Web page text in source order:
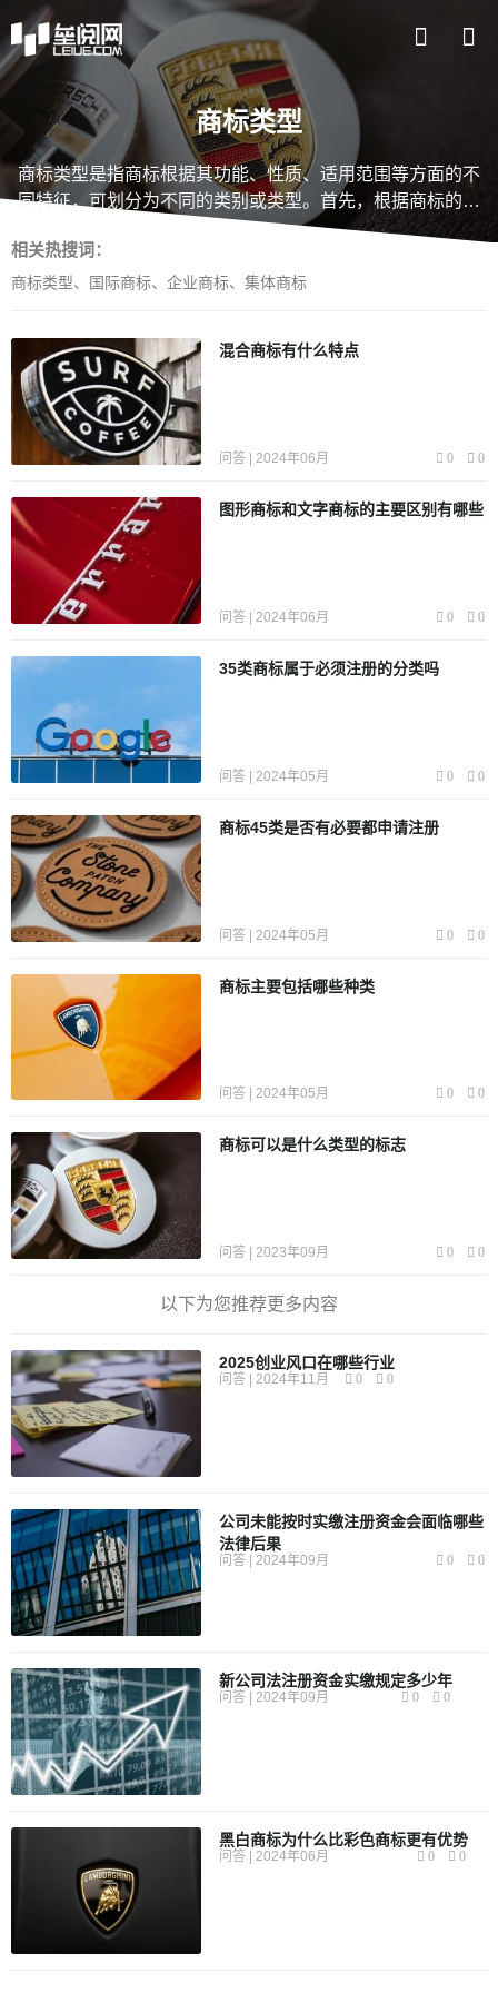
商标类型
商标类型是指商标根据其功能、性质、适用范围等方面的不
同特征，可划分为不同的类别或类型。 首先，根据商标的功
能可划分为标识性商标和非标识性商标。标识性商标是指能
够直接或间接表示商品或服务来源的商标，主要包括文字、
图形和文字图形等表达方式。而非标识性商标则包括颜色、
需要依靠与商标相关的使用和知名度来建立消费者对商标的
辨识和认知。其次，根据商标的性质可划分为普通商标和集
体商标。普通商标是指由一家企业或个人独占使用的商标，
用于标识自己的商品或服务来源。而集体商标则是由一定组
织或集体代表成员使用的商标，用于标识集体成员的商品或
服务来源。集体商标的使用需要符合集体组织的规定，并能
够代表集体成员的共同利益。
范围划分为国际商标和地方商标。国际商标是指在多个国家
或地区注册并具有保护效力的商标，适用于跨国经营的企
业。而地方商标则是指在特定地区范围内注册并具有保护效
力的商标，适用于地方或区域性的企业。
根据注册人的不同划分为个人商标和企业商标。个人商标是
由个体经济组织或个人注册并使用的商标，因其具有个人特
色而得名。企业商标则是由企业或机构注册并使用的商标，
用来标识企业或机构的商品或服务。
盖了标识性商标和非标识性商标、普通商标和集体商标、国
际商标和地方商标，以及个人商标和企业商标等多个方面，
以满足不同商标使用者的需求，并在商标注册、保护和使用
过程中发挥不同的作用。
相关热搜词：
商标类型、 国际商标、 企业商标、 集体商标
混合商标有什么特点
问答 | 2024年06月 0 0
图形商标和文字商标的主要区别有哪些
问答 | 2024年06月 0 0
35类商标属于必须注册的分类吗
问答 | 2024年05月 0 0
商标45类是否有必要都申请注册
问答 | 2024年05月 0 0
商标主要包括哪些种类
问答 | 2024年05月 0 0
商标可以是什么类型的标志
问答 | 2023年09月 0 0
以下为您推荐更多内容
2025创业风口在哪些行业
问答 | 2024年11月 0 0
公司未能按时实缴注册资金会面临哪些
法律后果
问答 | 2024年09月 0 0
新公司法注册资金实缴规定多少年
问答 | 2024年09月 0 0
黑白商标为什么比彩色商标更有优势
问答 | 2024年06月 0 0